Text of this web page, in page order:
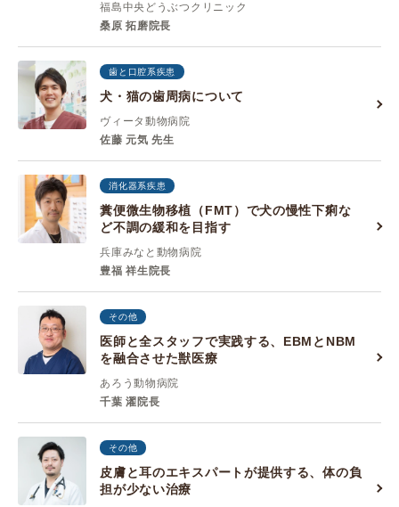
福島中央どうぶつクリニック
桑原 拓磨院長
歯と口腔系疾患
犬・猫の歯周病について
ヴィータ動物病院
佐藤 元気 先生
消化器系疾患
糞便微生物移植（FMT）で犬の慢性下痢な
ど不調の緩和を目指す
兵庫みなと動物病院
豊福 祥生院長
その他
医師と全スタッフで実践する、EBMとNBM
を融合させた獣医療
あろう動物病院
千葉 濯院長
その他
皮膚と耳のエキスパートが提供する、体の負
担が少ない治療